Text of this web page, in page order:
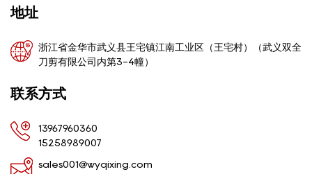
地址
浙江省金华市武义县王宅镇江南工业区（王宅村）（武义双全
刀剪有限公司内第3-4幢）
联系方式
13967960360
15258989007
sales001@wyqixing.com